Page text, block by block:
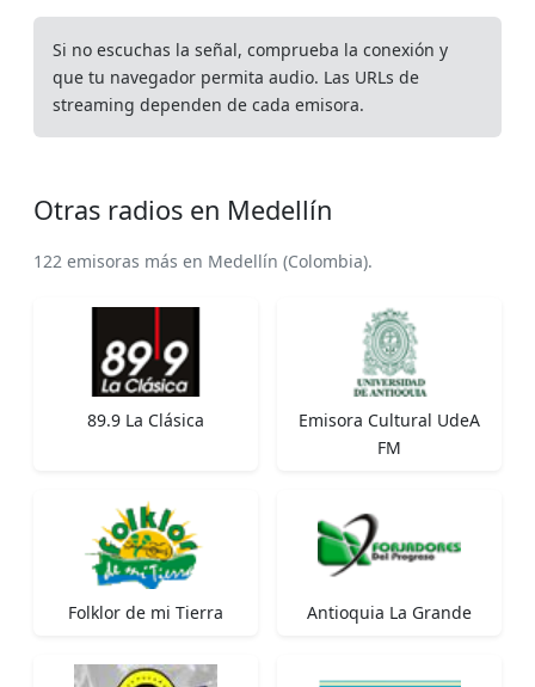
Si no escuchas la señal, comprueba la conexión y
que tu navegador permita audio. Las URLs de
streaming dependen de cada emisora.
Otras radios en Medellín
122 emisoras más en Medellín (Colombia).
89.9 La Clásica
Emisora Cultural UdeA
FM
Folklor de mi Tierra Antioquia La Grande